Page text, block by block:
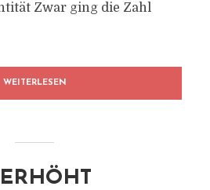
Zwar ging die Zahl
WEITERLESEN